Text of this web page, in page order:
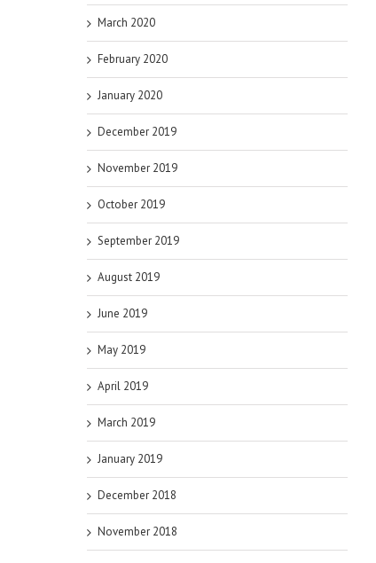
March 2020
February 2020
January 2020
December 2019
November 2019
October 2019
September 2019
August 2019
June 2019
May 2019
April 2019
March 2019
January 2019
December 2018
November 2018